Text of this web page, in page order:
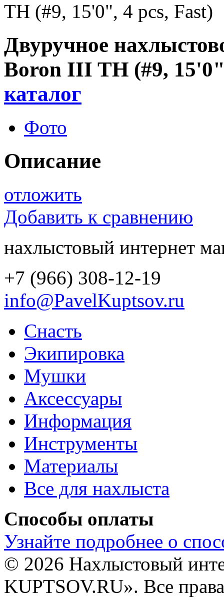
TH (#9, 15'0", 4 pcs, Fast)
Двуручное
Boron III TH (#9,
каталог
Фото
Описание
отложить
Добавить к сравнению
нахлыстовый интернет
+7 (966) 308-12-19
info@PavelKuptsov.ru
Снасть
Экипировка
Мушки
Аксессуары
Информация
Инструменты
Материалы
Все для нахлыста
Способы оплаты
Узнайте подробнее о
© 2026 Нахлыстовый
KUPTSOV.RU». Все